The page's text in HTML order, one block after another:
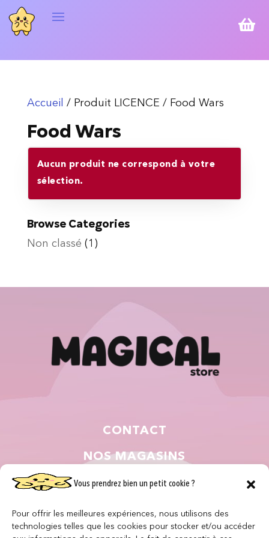
Vous prendrez bien un petit cookie ?
Pour offrir les meilleures expériences, nous utilisons des
technologies telles que les cookies pour stocker et/ou accéder

Accueil / Produit LICENCE / Food Wars
Food Wars
Aucun produit ne correspond à votre
sélection.
Browse Categories
Non classé (1)
CONTACT
NOS MAGASINS
QUI SOMMES NOUS ?
NOUS REJOINDRE
F.A.Q